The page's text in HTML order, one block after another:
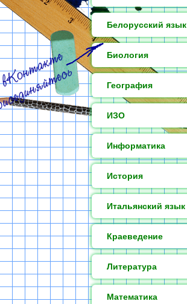
Белорусский язык
Биология
География
ИЗО
Информатика
История
Итальянский язык
Краеведение
Литература
Математика